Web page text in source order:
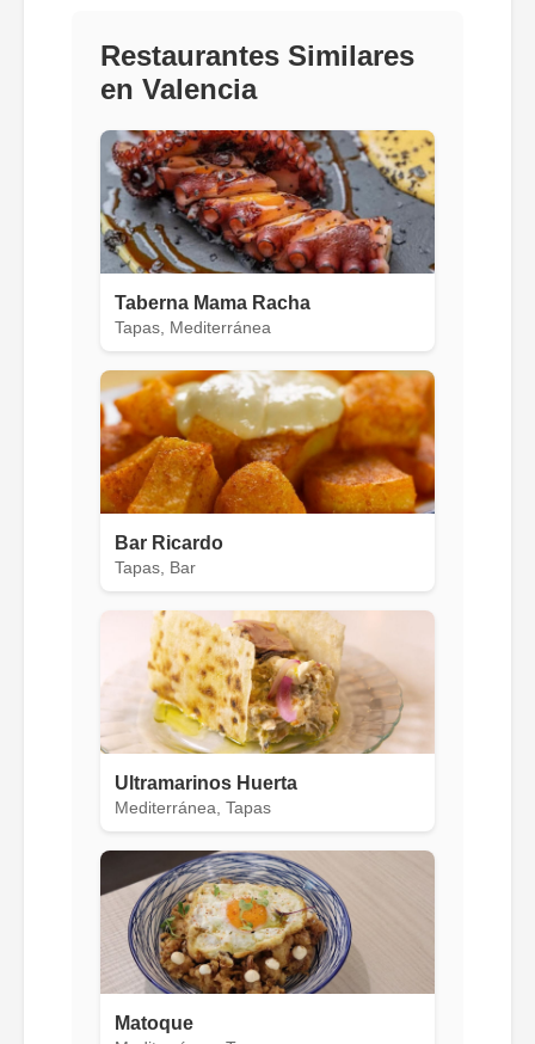
Restaurantes Similares
en Valencia
Taberna Mama Racha
Tapas, Mediterránea
Bar Ricardo
Tapas, Bar
Ultramarinos Huerta
Mediterránea, Tapas
Matoque